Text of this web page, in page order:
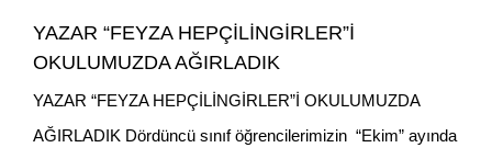
YAZAR “FEYZA HEPÇİLİNGİRLER”İ
OKULUMUZDA AĞIRLADIK
YAZAR “FEYZA HEPÇİLİNGİRLER”İ OKULUMUZDA
AĞIRLADIK Dördüncü sınıf öğrencilerimizin “Ekim” ayında